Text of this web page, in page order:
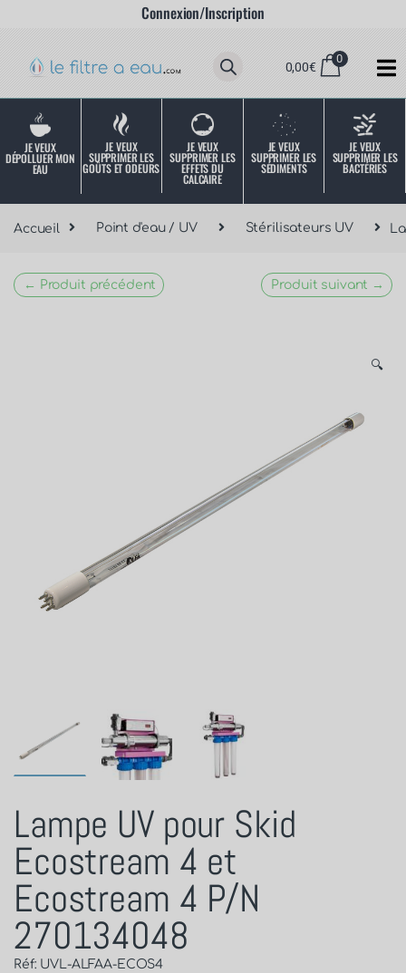
Connexion/Inscription
0,00€
0
JE VEUX
DÉPOLLUER MON
EAU
JE VEUX
SUPPRIMER LES
GOÛTS ET ODEURS
JE VEUX
SUPPRIMER LES
EFFETS DU
CALCAIRE
JE VEUX
SUPPRIMER LES
SÉDIMENTS
JE VEUX
SUPPRIMER LES
BACTÉRIES
Accueil Point d'eau / UV Stérilisateurs UV
← Produit précédent Produit suivant →
🔍
Lampe UV pour Skid
Ecostream 4 et
Ecostream 4 P/N
270134048
Réf: UVL-ALFAA-ECOS4